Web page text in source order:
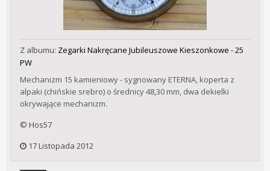
Z albumu: Zegarki Nakręcane Jubileuszowe Kieszonkowe - 25
PW
Mechanizm 15 kamieniowy - sygnowany ETERNA, koperta z
alpaki (chińskie srebro) o średnicy 48,30 mm, dwa dekielki
okrywające mechanizm.
© Hos57
17 Listopada 2012